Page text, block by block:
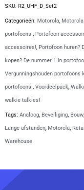
aantal
SKU: R2_UHF_D_Set2
Categorieën: Motorola,
portofoons!, Portofoon
accessoires!, Portofoon huren?
kopen? De nummer 1 in
Vergunningshouden portofoons
portofoons!, Voordeelpack,
walkie talkies!
Tags: Analoog, Beveiliging, Bouw,
Lange afstanden, Motorola, Retail
Warehouse